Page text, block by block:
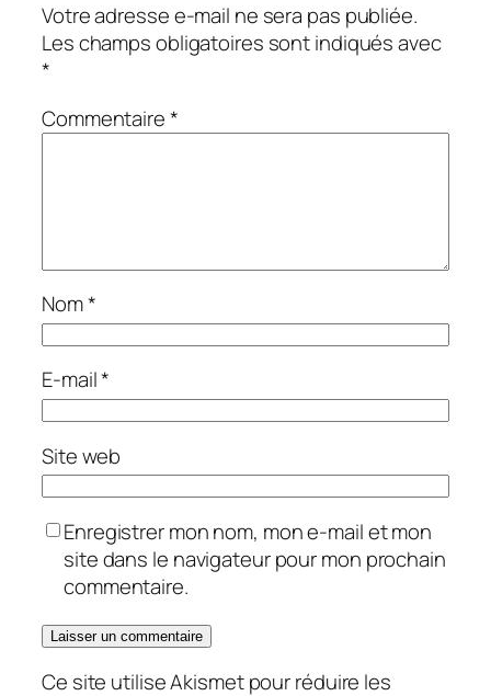
Votre adresse e-mail ne sera pas publiée.
Les champs obligatoires sont indiqués avec
*
Commentaire*
Nom*
E-mail*
Site web
Enregistrer mon nom, mon e-mail et mon
site dans le navigateur pour mon prochain
commentaire.
Ce site utilise Akismet pour réduire les